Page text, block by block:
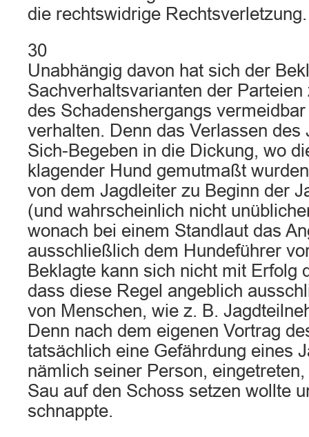
die rechtswidrige Rechtsverletzung.
30
Unabhängig davon hat sich der
Sachverhaltsvarianten der
des Schadenshergangs
verhalten. Denn das Verlassen des
Sich-Begeben in die Dickung, wo
klagender Hund gemutmaßt
von dem Jagdleiter zu Beginn der
(und wahrscheinlich nicht
wonach bei einem Standlaut das
ausschließlich dem Hundeführer
Beklagte kann sich nicht mit Erfolg
dass diese Regel angeblich
von Menschen, wie z. B.
Denn nach dem eigenen Vortrag
tatsächlich eine Gefährdung eines
nämlich seiner Person,
Sau auf den Schoss setzen wollte
schnappte.